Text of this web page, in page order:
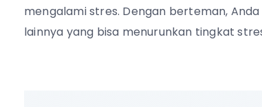
mengalami stres. Dengan berteman,
lainnya yang bisa menurunkan tingkat